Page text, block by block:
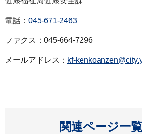
電話： 045-671-2463
ファクス：045-664-7296
メールアドレス： kf-
関連ページ一覧
開く